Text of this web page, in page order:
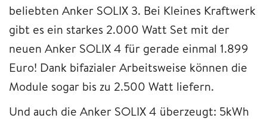
beliebten Anker SOLIX 3. Bei Kleines Kraftwerk
gibt es ein starkes 2.000 Watt Set mit der
neuen Anker SOLIX 4 für gerade einmal 1.899
Euro! Dank bifazialer Arbeitsweise können die
Module sogar bis zu 2.500 Watt liefern.
Und auch die Anker SOLIX 4 überzeugt: 5kWh